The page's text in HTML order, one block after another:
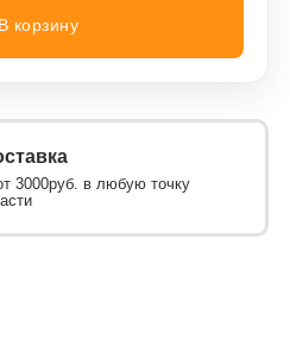
В корзину
3000руб. в любую точку